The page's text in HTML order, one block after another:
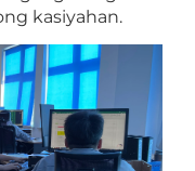
kasiyahan.